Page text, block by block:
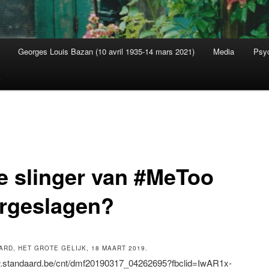
Georges Louis Bazan (10 avril 1935-14 mars 2021) Media
slinger van #MeToo
HET GROTE GELIJK, 18 MAART 2019.
cnt/dmf20190317_04262695?fbclid=IwAR1x-